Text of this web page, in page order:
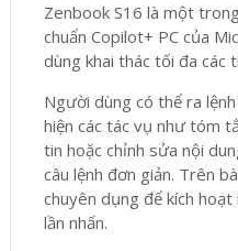
Zenbook S16 là một
chuẩn Copilot+ PC của
dùng khai thác tối đa các
Người dùng có thể ra
hiện các tác vụ như tóm
tin hoặc chỉnh sửa nội
câu lệnh đơn giản. Trên
chuyên dụng để kích
lần nhấn.